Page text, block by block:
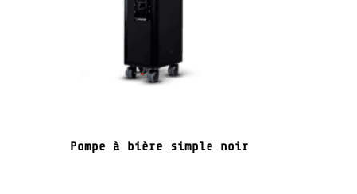
Pompe à bière simple noir